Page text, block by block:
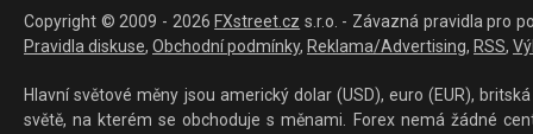
Copyright © 2009 - 2026 FXstreet.cz s.r.o. - Závazná pravidla pro
Pravidla diskuse, Obchodní podmínky, Reklama/Advertising, RSS,
Hlavní světové měny jsou americký dolar (USD), euro (EUR),
světě, na kterém se obchoduje s měnami. Forex nemá žádné